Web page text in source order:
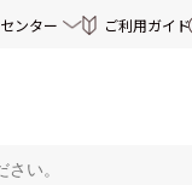
ンター ご利用ガイド